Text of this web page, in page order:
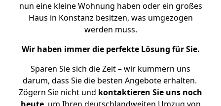
nun eine kleine Wohnung haben oder ein großes
Haus in Konstanz besitzen, was umgezogen
werden muss.
Wir haben immer die perfekte Lösung für Sie.
Sparen Sie sich die Zeit – wir kümmern uns
darum, dass Sie die besten Angebote erhalten.
Zögern Sie nicht und kontaktieren Sie uns noch